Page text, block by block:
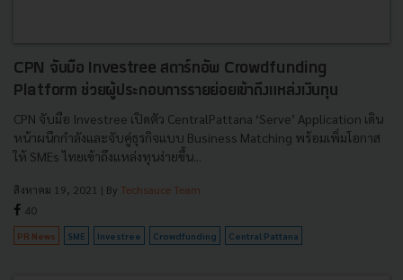
CPN จับมือ Investree สตาร์ทอัพ Crowdfunding
Platform ช่วยผู้ประกอบการรายย่อยเข้าถึงแหล่งเงินทุน
CPN จับมือ Investree เปิดตัว CentralPattana ‘Serve’ Application เดิน
หน้าผนึกกำลังและจับคู่ธุรกิจแบบ Business Matching พร้อมเพิ่มโอกาส
ให้ SMEs ไทยเข้าถึงแหล่งทุนง่ายขึ้น...
สิงหาคม 19, 2021 | By Techsauce Team
40
PR News SME Investree Crowdfunding Central Pattana